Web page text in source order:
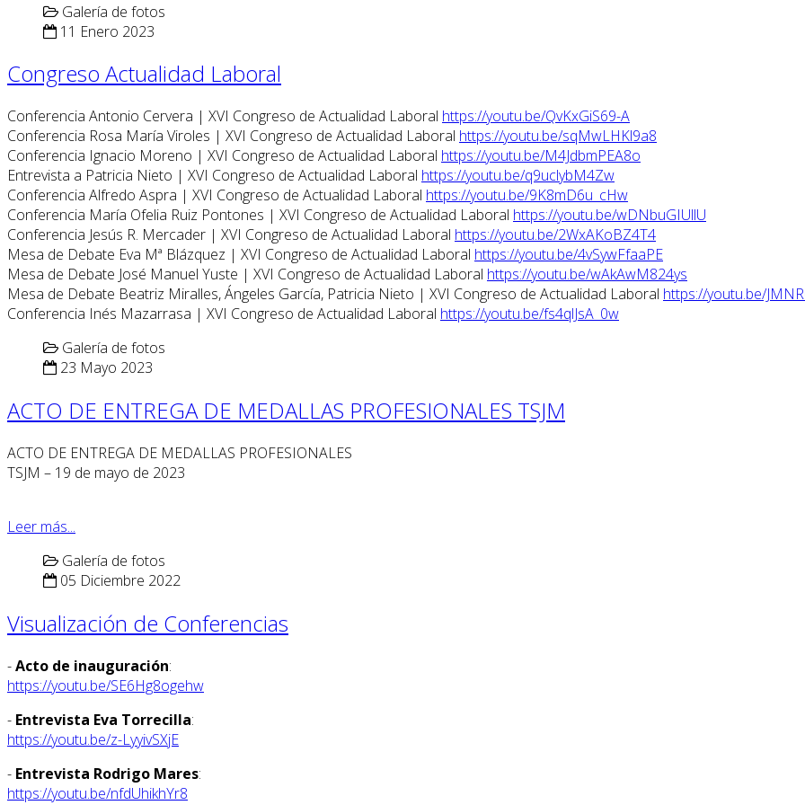
Galería de fotos
11 Enero 2023
Congreso Actualidad Laboral
Conferencia Antonio Cervera | XVI Congreso de Actualidad Laboral https://youtu.be/QvKxGiS69-A
Conferencia Rosa María Viroles | XVI Congreso de Actualidad Laboral https://youtu.be/sqMwLHKl9a8
Conferencia Ignacio Moreno | XVI Congreso de Actualidad Laboral https://youtu.be/M4JdbmPEA8o
Entrevista a Patricia Nieto | XVI Congreso de Actualidad Laboral https://youtu.be/q9uclybM4Zw
Conferencia Alfredo Aspra | XVI Congreso de Actualidad Laboral https://youtu.be/9K8mD6u_cHw
Conferencia María Ofelia Ruiz Pontones | XVI Congreso de Actualidad Laboral https://youtu.be/wDNbuGIUllU
Conferencia Jesús R. Mercader | XVI Congreso de Actualidad Laboral https://youtu.be/2WxAKoBZ4T4
Mesa de Debate Eva Mª Blázquez | XVI Congreso de Actualidad Laboral https://youtu.be/4vSywFfaaPE
Mesa de Debate José Manuel Yuste | XVI Congreso de Actualidad Laboral https://youtu.be/wAkAwM824ys
Mesa de Debate Beatriz Miralles, Ángeles García, Patricia Nieto | XVI Congreso de Actualidad Laboral https://youtu.be/
Conferencia Inés Mazarrasa | XVI Congreso de Actualidad Laboral https://youtu.be/fs4qlJsA_0w
Galería de fotos
23 Mayo 2023
ACTO DE ENTREGA DE MEDALLAS PROFESIONALES TSJM
ACTO DE ENTREGA DE MEDALLAS PROFESIONALES
TSJM – 19 de mayo de 2023
Leer más...
Galería de fotos
05 Diciembre 2022
Visualización de Conferencias
-Acto de inauguración:
https://youtu.be/SE6Hg8ogehw
- Entrevista Eva Torrecilla:
https://youtu.be/z-LyyivSXjE
- Entrevista Rodrigo Mares:
https://youtu.be/nfdUhikhYr8